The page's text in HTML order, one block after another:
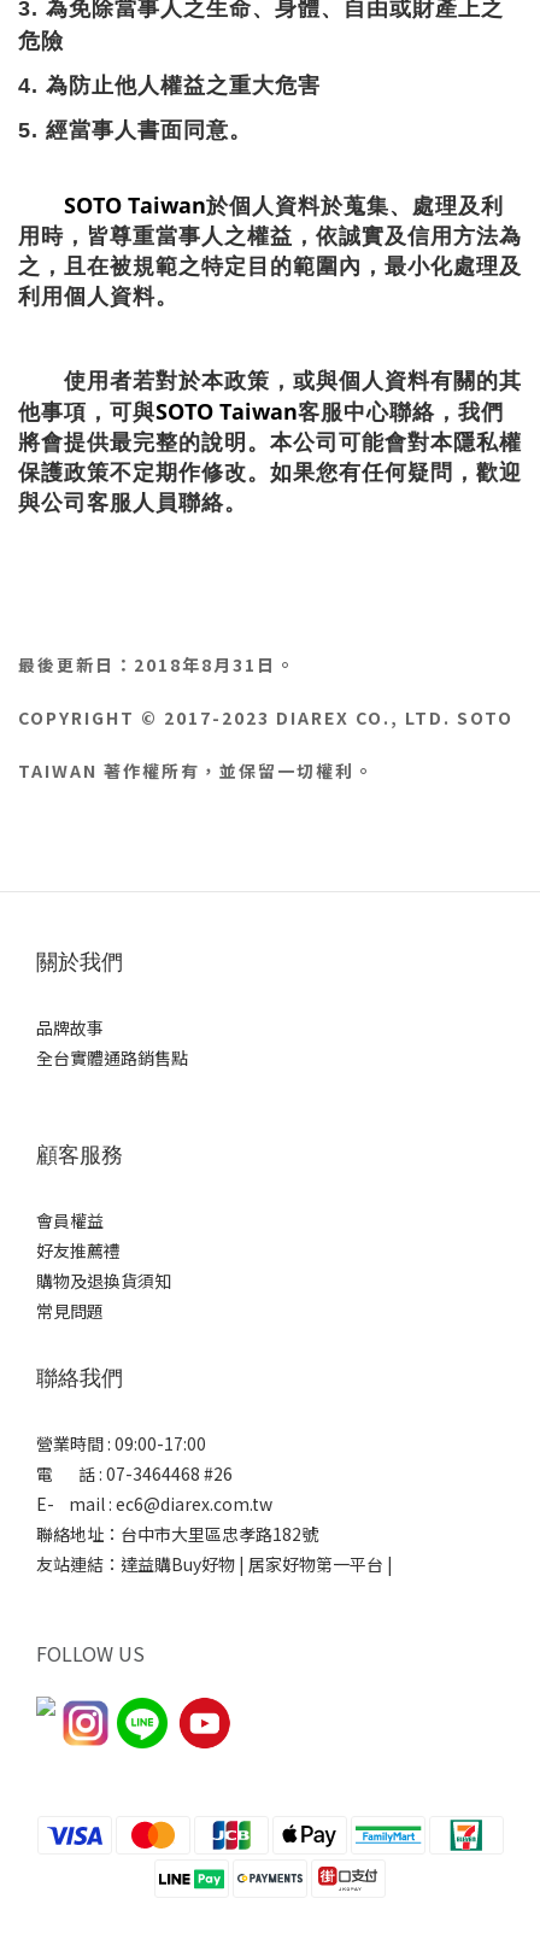
3. 為免除當事人之生命、身體、自由或財產上之
危險
4. 為防止他人權益之重大危害
5. 經當事人書面同意。
SOTO Taiwan於個人資料於蒐集、處理及利
用時，皆尊重當事人之權益，依誠實及信用方法為
之，且在被規範之特定目的範圍內，最小化處理及
利用個人資料。
使用者若對於本政策，或與個人資料有關的其
他事項，可與SOTO Taiwan客服中心聯絡，我們
將會提供最完整的說明。本公司可能會對本隱私權
保護政策不定期作修改。如果您有任何疑問，歡迎
與公司客服人員聯絡。
最後更新日：2018年8月31日。
COPYRIGHT © 2017-2023 DIAREX CO., LTD. SOTO
TAIWAN 著作權所有，並保留一切權利。
關於我們
品牌故事
全台實體通路銷售點
顧客服務
會員權益
好友推薦禮
購物及退換貨須知
常見問題
聯絡我們
營業時間 : 09:00-17:00
電 話 : 07-3464468 #26
E- mail : ec6@diarex.com.tw
聯絡地址：台中市大里區忠孝路182號
友站連結： 達益購Buy好物 | 居家好物第一平台 |
FOLLOW US